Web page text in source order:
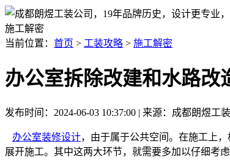
施工解密
当前位置： 首页 > 工装攻略 > 施工解密
办公室拆除改建和水路改
发布时间：2024-06-03 10:37:00 | 来源：成都朗煜工
办公室装修设计，由于属于公共空间。在施工上
展开施工。其中这两大环节，就需要多加以仔细考